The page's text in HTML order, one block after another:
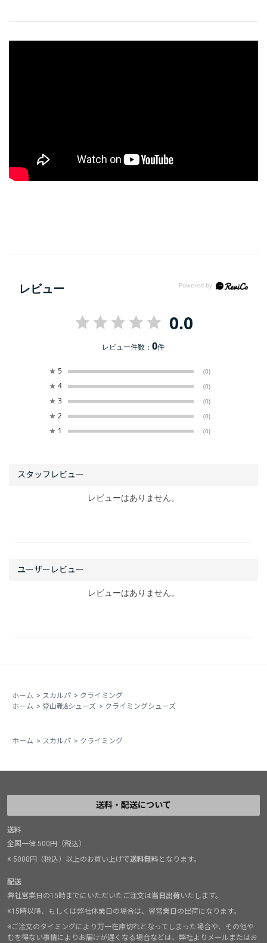
レビュー
0.0
レビュー件数：0件
★ 5 (0)
★ 4 (0)
★ 3 (0)
★ 2 (0)
★ 1 (0)
レビューはありません。
レビューはありません。
ホーム > スカルパ > クライミング
ホーム > 登山靴&シューズ > クライミングシューズ
ホーム > スカルパ > クライミング
送料・配送について
送料
全国一律 500円（税込）
※ 5000円（税込）以上のお買い上げで送料無料となります。
配送
弊社営業日の15時までにいただいたご注文は当日出荷いたします。
※15時以降、もしくは弊社休業日の場合は、翌営業日の出荷になります。
※ご注文のタイミングにより万一在庫切れとなってしまった場合や、その他や
むを得ない事情によりお届けが遅くなる場合などは、弊社よりメールまたはお